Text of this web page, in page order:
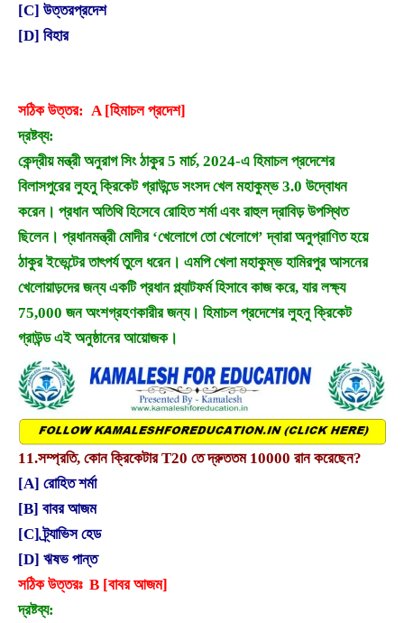
[C] উত্তরপ্রদেশ
[D] বিহার
সঠিক উত্তর: A [হিমাচল প্রদেশ]
দ্রষ্টব্য:
কেন্দ্রীয় মন্ত্রী অনুরাগ সিং ঠাকুর 5 মার্চ, 2024-এ হিমাচল প্রদেশের
বিলাসপুরের লুহনু ক্রিকেট গ্রাউন্ডে সংসদ খেল মহাকুম্ভ 3.0 উদ্বোধন
করেন। প্রধান অতিথি হিসেবে রোহিত শর্মা এবং রাহুল দ্রাবিড় উপস্থিত
ছিলেন। প্রধানমন্ত্রী মোদীর ‘খেলোগে তো খেলোগে’ দ্বারা অনুপ্রাণিত হয়ে
ঠাকুর ইভেন্টের তাৎপর্য তুলে ধরেন। এমপি খেলা মহাকুম্ভ হামিরপুর আসনের
খেলোয়াড়দের জন্য একটি প্রধান প্ল্যাটফর্ম হিসাবে কাজ করে, যার লক্ষ্য
75,000 জন অংশগ্রহণকারীর জন্য। হিমাচল প্রদেশের লুহনু ক্রিকেট
গ্রাউন্ড এই অনুষ্ঠানের আয়োজক।
11.সম্প্রতি, কোন ক্রিকেটার T20 তে দ্রুততম 10000 রান করেছেন?
[A] রোহিত শর্মা
[B] বাবর আজম
[C] ট্র্যাভিস হেড
[D] ঋষভ পান্ত
সঠিক উত্তরঃ B [বাবর আজম]
দ্রষ্টব্য: